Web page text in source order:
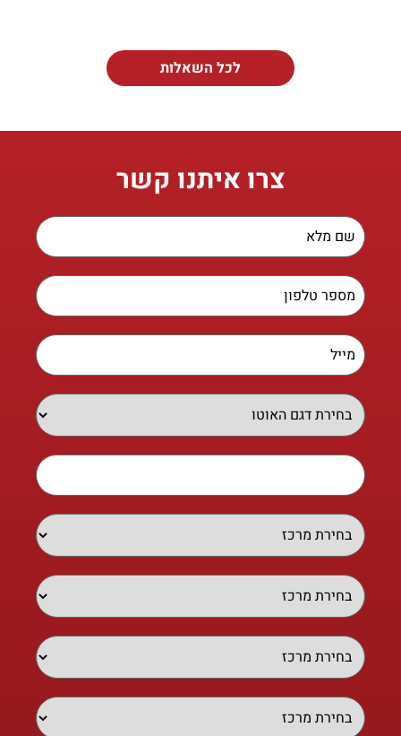
לכל השאלות
צרו איתנו קשר